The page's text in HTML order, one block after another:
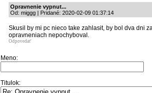
Opravnenie vypnut...
Od: miggg | Pridané: 2020-02-09 01:37:14
Skusil by mi pc nieco take zahlasit, by bol dva dni
opravneniach nepochyboval.
Odpovedať
Meno:
Titulok: